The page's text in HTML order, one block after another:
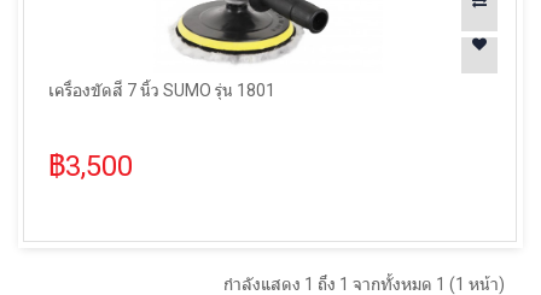
เครื่องขัดสี 7 นิ้ว SUMO รุ่น 1801
฿3,500
กำลังแสดง 1 ถึง 1 จากทั้งหมด 1 (1 หน้า)